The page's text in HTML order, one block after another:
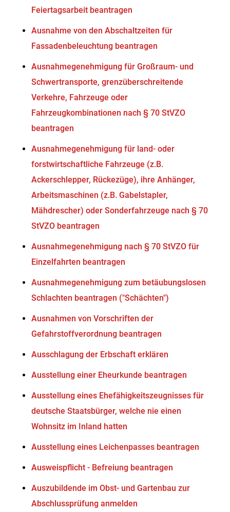
Feiertagsarbeit beantragen
Ausnahme von den Abschaltzeiten für
Fassadenbeleuchtung beantragen
Ausnahmegenehmigung für Großraum- und
Schwertransporte, grenzüberschreitende
Verkehre, Fahrzeuge oder
Fahrzeugkombinationen nach § 70 StVZO
beantragen
Ausnahmegenehmigung für land- oder
forstwirtschaftliche Fahrzeuge (z.B.
Ackerschlepper, Rückezüge), ihre Anhänger,
Arbeitsmaschinen (z.B. Gabelstapler,
Mähdrescher) oder Sonderfahrzeuge nach § 70
StVZO beantragen
Ausnahmegenehmigung nach § 70 StVZO für
Einzelfahrten beantragen
Ausnahmegenehmigung zum betäubungslosen
Schlachten beantragen ("Schächten")
Ausnahmen von Vorschriften der
Gefahrstoffverordnung beantragen
Ausschlagung der Erbschaft erklären
Ausstellung einer Eheurkunde beantragen
Ausstellung eines Ehefähigkeitszeugnisses für
deutsche Staatsbürger, welche nie einen
Wohnsitz im Inland hatten
Ausstellung eines Leichenpasses beantragen
Ausweispflicht - Befreiung beantragen
Auszubildende im Obst- und Gartenbau zur
Abschlussprüfung anmelden